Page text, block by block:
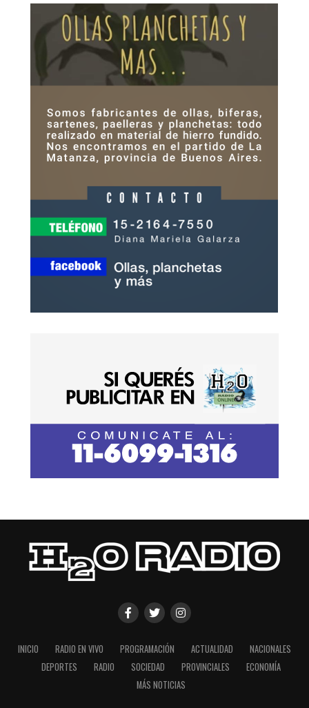
INICIO RADIO EN VIVO PROGRAMACIÓN ACTUALIDAD
NACIONALES
DEPORTES
RADIO SOCIEDAD PROVINCIALES
ECONOMÍA
MÁS NOTICIAS